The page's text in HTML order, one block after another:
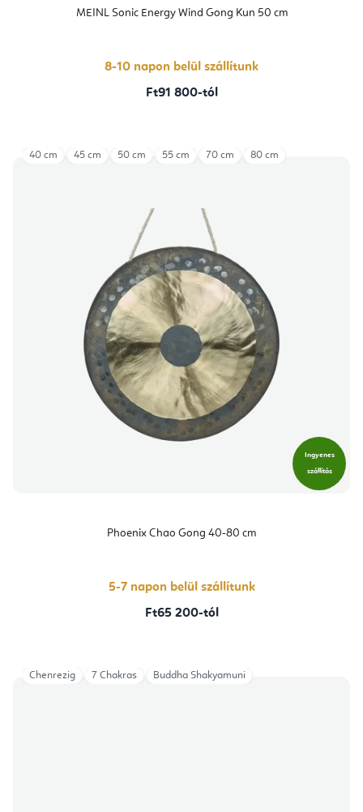
MEINL Sonic Energy Wind Gong Kun 50 cm
8-10 napon belül szállítunk
Ft91 800-tól
Ingyenes
szállítás
Phoenix Chao Gong 40-80 cm
5-7 napon belül szállítunk
Ft65 200-tól
40 cm 45 cm 50 cm 55 cm 70 cm 80 cm
Chenrezig 7 Chakras Buddha Shakyamuni